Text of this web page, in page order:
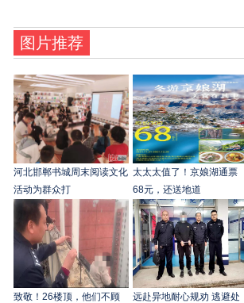
图片推荐
河北邯郸书城周末阅读文化
活动为群众打
太太太值了！京娘湖通票
68元，还送地道
致敬！26楼顶，他们不顾
远赴异地耐心规劝 逃避处